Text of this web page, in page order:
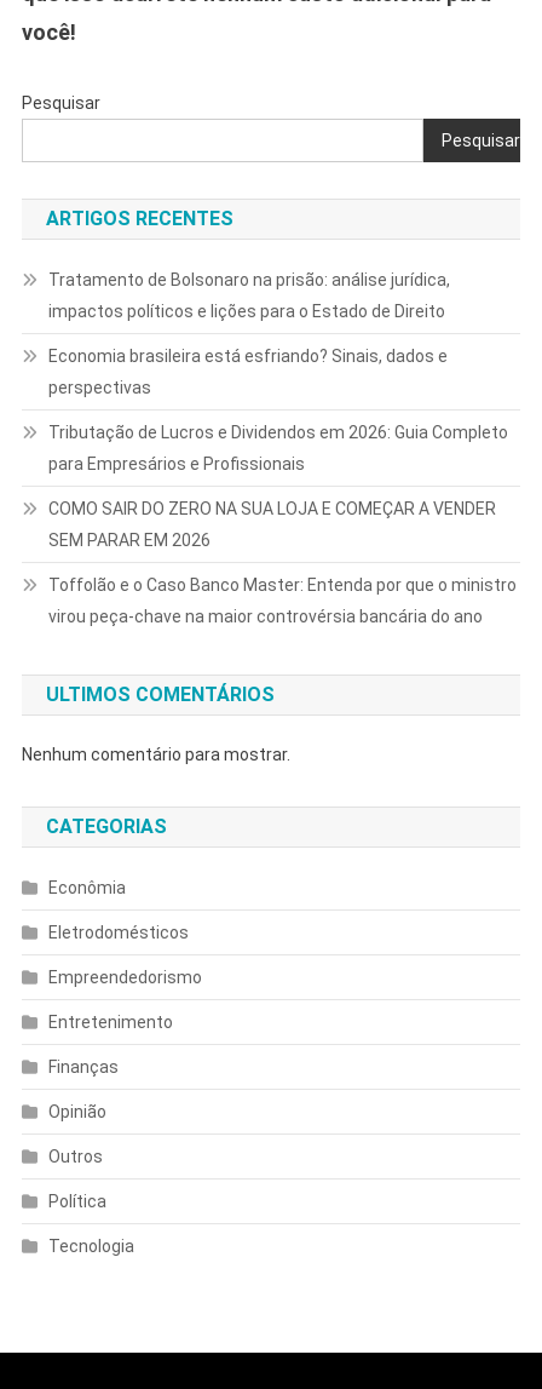
você!
Pesquisar
Pesquisar
ARTIGOS RECENTES
Tratamento de Bolsonaro na prisão: análise jurídica,
impactos políticos e lições para o Estado de Direito
Economia brasileira está esfriando? Sinais, dados e
perspectivas
Tributação de Lucros e Dividendos em 2026: Guia Completo
para Empresários e Profissionais
COMO SAIR DO ZERO NA SUA LOJA E COMEÇAR A VENDER
SEM PARAR EM 2026
Toffolão e o Caso Banco Master: Entenda por que o ministro
virou peça-chave na maior controvérsia bancária do ano
ULTIMOS COMENTÁRIOS
Nenhum comentário para mostrar.
CATEGORIAS
Econômia
Eletrodomésticos
Empreendedorismo
Entretenimento
Finanças
Opinião
Outros
Política
Tecnologia